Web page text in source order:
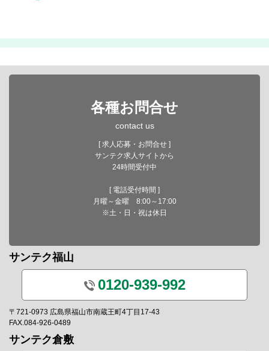
各種お問合せ
contact us
[ 求人応募・お問合せ ]
サンテク求人サイトから
24時間受付中
[ 電話受付時間 ]
月曜～金曜 8:00～17:00
※土・日・祝は休日
サンテク福山
0120-939-992
〒721-0973 広島県福山市南蔵王町4丁目17-43
FAX.084-926-0489
サンテク倉敷